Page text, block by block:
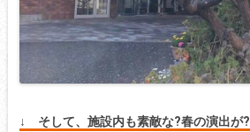
↓ そして、施設内も素敵な?春の演出が?